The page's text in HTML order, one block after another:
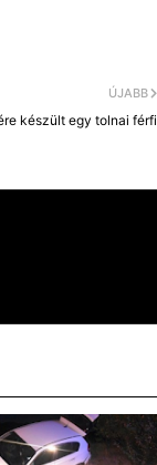
ÚJABB
készült egy tolnai férfi